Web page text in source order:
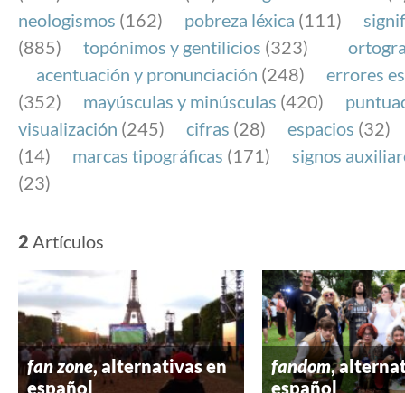
neologismos (162) pobreza léxica (111)
(885)
topónimos y gentilicios (323)
acentuación y pronunciación (248)
errores
(352)
mayúsculas y minúsculas (420)
visualización (245) cifras (28) espacios (32)
(14)
marcas tipográficas (171)
signos
(23)
2 Artículos
fan zone, alternativas en
español
fandom,
español